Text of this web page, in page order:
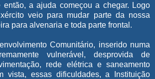
a ajuda começou a chegar. Logo
veio para mudar parte da nossa
para alvenaria e toda parte frontal.
Comunitário, inserido numa
vulnerável, desprovida de
rede elétrica e saneamento
vista, essas dificuldades, a Instituição